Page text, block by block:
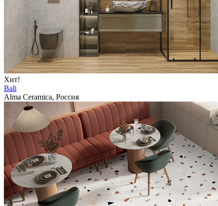
Хит!
Bali
Alma Ceramica, Россия